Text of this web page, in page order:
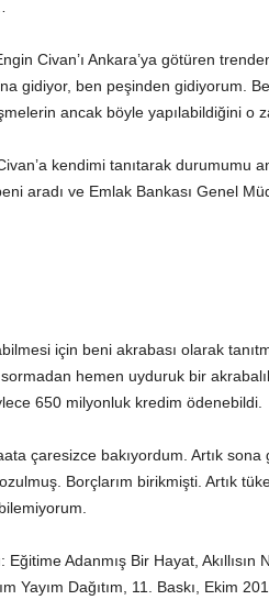
Civan’ı Ankara’ya götüren
gidiyor, ben peşinden gidiyorum.
ancak böyle yapılabildiğini o
kendimi tanıtarak durumumu
aradı ve Emlak Bankası Genel
için beni akrabası olarak
hemen uyduruk bir
650 milyonluk kredim ödenebildi.
çaresizce bakıyordum. Artık sona
Borçlarım birikmişti. Artık
Eğitime Adanmış Bir Hayat,
Yayım Dağıtım, 11. Baskı, Ekim